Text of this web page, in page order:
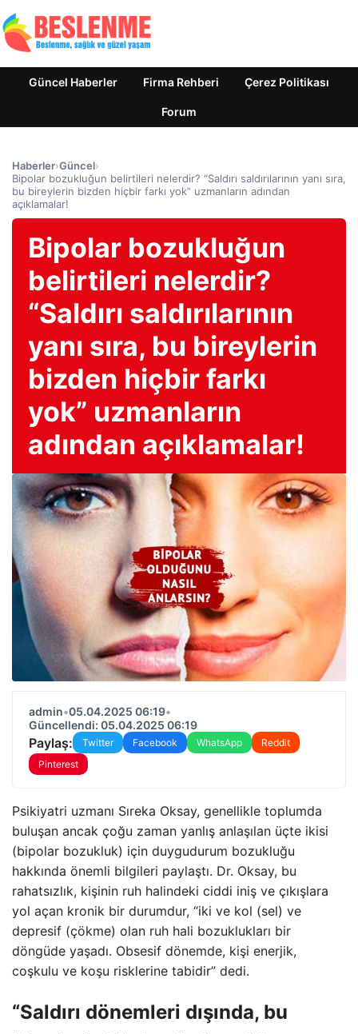
Güncel Haberler Firma Rehberi Çerez Politikası
Forum
Haberler›Güncel›
Bipolar bozukluğun belirtileri nelerdir? “Saldırı saldırılarının yanı sıra,
bu bireylerin bizden hiçbir farkı yok” uzmanların adından
açıklamalar!
Bipolar bozukluğun
belirtileri nelerdir?
“Saldırı saldırılarının
yanı sıra, bu bireylerin
bizden hiçbir farkı
yok” uzmanların
adından açıklamalar!
admin•05.04.2025 06:19•
Güncellendi: 05.04.2025 06:19
Paylaş: Twitter Facebook WhatsApp
Reddit
Pinterest
Psikiyatri uzmanı Sıreka Oksay, genellikle toplumda
buluşan ancak çoğu zaman yanlış anlaşılan üçte ikisi
(bipolar bozukluk) için duygudurum bozukluğu
hakkında önemli bilgileri paylaştı. Dr. Oksay, bu
rahatsızlık, kişinin ruh halindeki ciddi iniş ve çıkışlara
yol açan kronik bir durumdur, “iki ve kol (sel) ve
depresif (çökme) olan ruh hali bozuklukları bir
döngüde yaşadı. Obsesif dönemde, kişi enerjik,
coşkulu ve koşu risklerine tabidir” dedi.
“Saldırı dönemleri dışında, bu